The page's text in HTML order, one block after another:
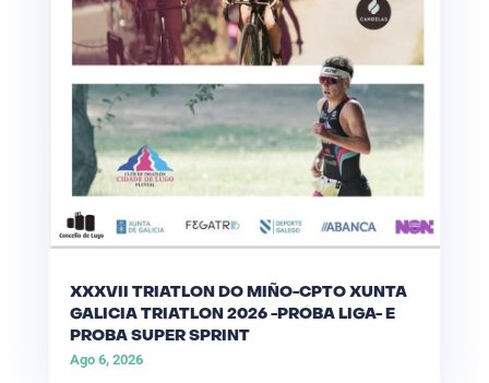
XXXVII TRIATLON DO MIÑO-CPTO XUNTA
GALICIA TRIATLON 2026 -PROBA LIGA- E
PROBA SUPER SPRINT
Ago 6, 2026